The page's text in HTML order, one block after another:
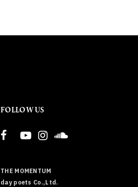
FOLLOW US
THE MOMENTUM
day poets Co.,Ltd.